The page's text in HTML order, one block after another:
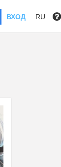
ВХОД RU